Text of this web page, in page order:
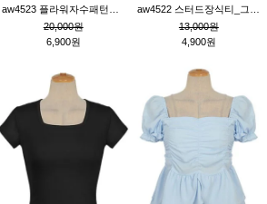
20,000원
6,900원
13,000원
4,900원